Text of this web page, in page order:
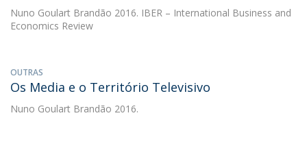
Nuno Goulart Brandão 2016. IBER – International Business and
Economics Review
OUTRAS
Os Media e o Território Televisivo
Nuno Goulart Brandão 2016.